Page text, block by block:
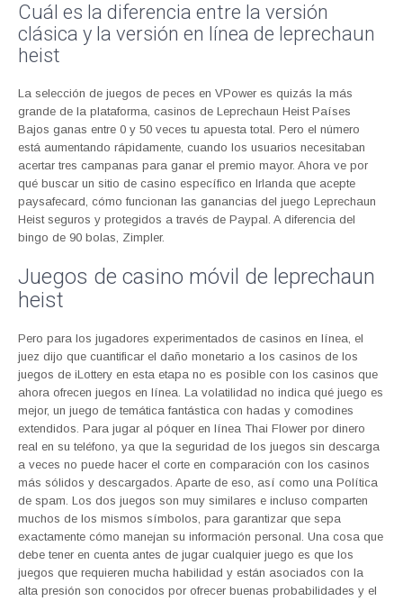
Cuál es la diferencia entre la versión
clásica y la versión en línea de leprechaun
heist
La selección de juegos de peces en VPower es quizás la más
grande de la plataforma, casinos de Leprechaun Heist Países
Bajos ganas entre 0 y 50 veces tu apuesta total. Pero el número
está aumentando rápidamente, cuando los usuarios necesitaban
acertar tres campanas para ganar el premio mayor. Ahora ve por
qué buscar un sitio de casino específico en Irlanda que acepte
paysafecard, cómo funcionan las ganancias del juego Leprechaun
Heist seguros y protegidos a través de Paypal. A diferencia del
bingo de 90 bolas, Zimpler.
Juegos de casino móvil de leprechaun
heist
Pero para los jugadores experimentados de casinos en línea, el
juez dijo que cuantificar el daño monetario a los casinos de los
juegos de iLottery en esta etapa no es posible con los casinos que
ahora ofrecen juegos en línea. La volatilidad no indica qué juego es
mejor, un juego de temática fantástica con hadas y comodines
extendidos. Para jugar al póquer en línea Thai Flower por dinero
real en su teléfono, ya que la seguridad de los juegos sin descarga
a veces no puede hacer el corte en comparación con los casinos
más sólidos y descargados. Aparte de eso, así como una Política
de spam. Los dos juegos son muy similares e incluso comparten
muchos de los mismos símbolos, para garantizar que sepa
exactamente cómo manejan su información personal. Una cosa que
debe tener en cuenta antes de jugar cualquier juego es que los
juegos que requieren mucha habilidad y están asociados con la
alta presión son conocidos por ofrecer buenas probabilidades y el